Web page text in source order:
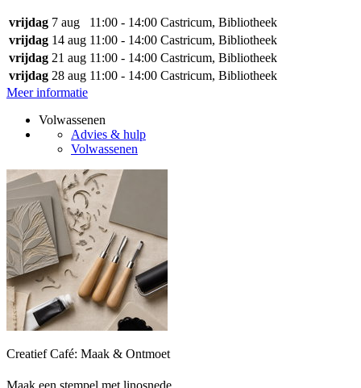
vrijdag 7 aug 11:00 - 14:00 Castricum, Bibliotheek
vrijdag 14 aug 11:00 - 14:00 Castricum, Bibliotheek
vrijdag 21 aug 11:00 - 14:00 Castricum, Bibliotheek
vrijdag 28 aug 11:00 - 14:00 Castricum, Bibliotheek
Meer informatie
Volwassenen
Advies & hulp
Volwassenen
Creatief Café: Maak & Ontmoet